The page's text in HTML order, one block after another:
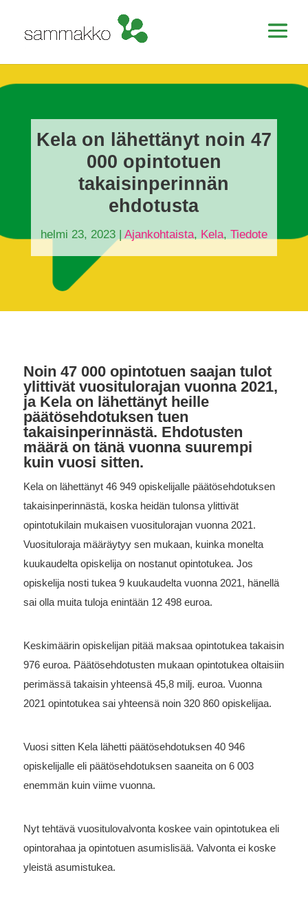
Kela on lähettänyt noin 47
000 opintotuen
takaisinperinnän
ehdotusta
helmi 23, 2023| Ajankohtaista, Kela, Tiedote
Noin 47 000 opintotuen saajan tulot
ylittivät vuositulorajan vuonna 2021,
ja Kela on lähettänyt heille
päätösehdotuksen tuen
takaisinperinnästä. Ehdotusten
määrä on tänä vuonna suurempi
kuin vuosi sitten.
Kela on lähettänyt 46 949 opiskelijalle päätösehdotuksen
takaisinperinnästä, koska heidän tulonsa ylittivät
opintotukilain mukaisen vuositulorajan vuonna 2021.
Vuosituloraja määräytyy sen mukaan, kuinka monelta
kuukaudelta opiskelija on nostanut opintotukea. Jos
opiskelija nosti tukea 9 kuukaudelta vuonna 2021, hänellä
sai olla muita tuloja enintään 12 498 euroa.
Keskimäärin opiskelijan pitää maksaa opintotukea takaisin
976 euroa. Päätösehdotusten mukaan opintotukea oltaisiin
perimässä takaisin yhteensä 45,8 milj. euroa. Vuonna
2021 opintotukea sai yhteensä noin 320 860 opiskelijaa.
Vuosi sitten Kela lähetti päätösehdotuksen 40 946
opiskelijalle eli päätösehdotuksen saaneita on 6 003
enemmän kuin viime vuonna.
Nyt tehtävä vuositulovalvonta koskee vain opintotukea eli
opintorahaa ja opintotuen asumislisää. Valvonta ei koske
yleistä asumistukea.